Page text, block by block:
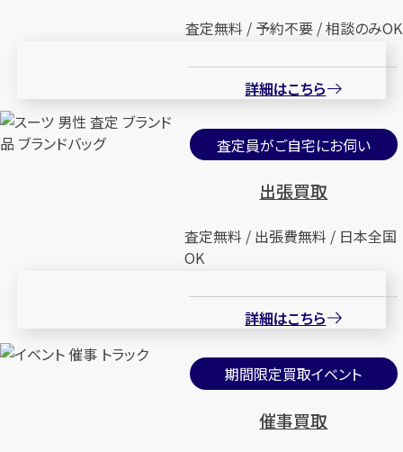
査定無料 / 予約不要 / 相談のみOK
詳細はこちら
査定員がご自宅にお伺い
出張買取
査定無料 / 出張費無料 / 日本全国
OK
詳細はこちら
期間限定買取イベント
催事買取